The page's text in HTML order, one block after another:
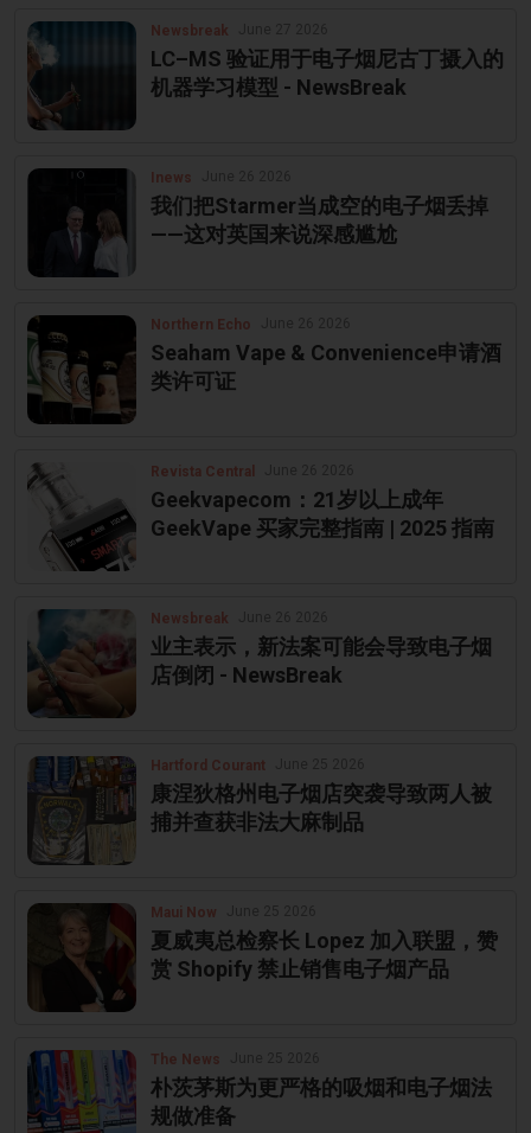
Newsbreak
LC–MS 验证用于电子烟尼古丁摄入的
机器学习模型 - NewsBreak
Inews
我们把Starmer当成空的电子烟丢掉
——这对英国来说深感尴尬
Northern Echo
Seaham Vape & Convenience申请酒
类许可证
Revista Central
Geekvapecom：21岁以上成年
GeekVape 买家完整指南 | 2025 指南
Newsbreak
业主表示，新法案可能会导致电子烟
店倒闭 - NewsBreak
Hartford Courant
康涅狄格州电子烟店突袭导致两人被
捕并查获非法大麻制品
Maui Now
夏威夷总检察长 Lopez 加入联盟，赞
赏 Shopify 禁止销售电子烟产品
The News
朴茨茅斯为更严格的吸烟和电子烟法
规做准备